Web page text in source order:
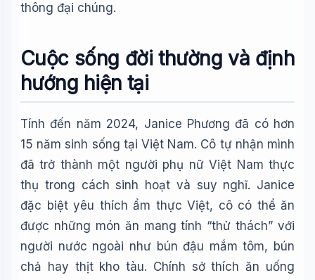
thông đại chúng.
Cuộc sống đời thường và định
hướng hiện tại
Tính đến năm 2024, Janice Phương đã có hơn
15 năm sinh sống tại Việt Nam. Cô tự nhận mình
đã trở thành một người phụ nữ Việt Nam thực
thụ trong cách sinh hoạt và suy nghĩ. Janice
đặc biệt yêu thích ẩm thực Việt, cô có thể ăn
được những món ăn mang tính “thử thách” với
người nước ngoài như bún đậu mắm tôm, bún
chả hay thịt kho tàu. Chính sở thích ăn uống